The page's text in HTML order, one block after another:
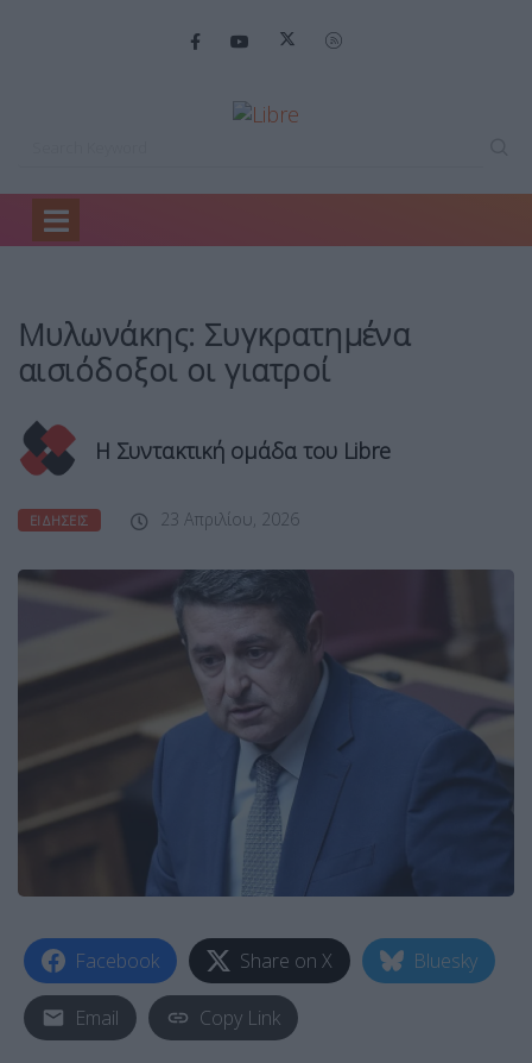
Home
Μυλωνάκης: Συγκρατημένα αισιόδοξοι…
Μυλωνάκης: Συγκρατημένα
αισιόδοξοι οι γιατροί
Η Συντακτική ομάδα του Libre
ΕΙΔΉΣΕΙΣ 23 Απριλίου, 2026
Facebook Share on X Bluesky
Email Copy Link